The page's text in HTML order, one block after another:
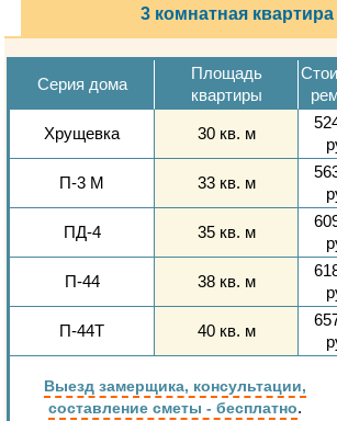
3 комнатная квартира
Серия дома
Площадь
квартиры
Хрущевка 30 кв. м
П-3 М 33 кв. м
ПД-4 35 кв. м
П-44 38 кв. м
П-44Т 40 кв. м
Выезд замерщика, консультации,
составление сметы - бесплатно.